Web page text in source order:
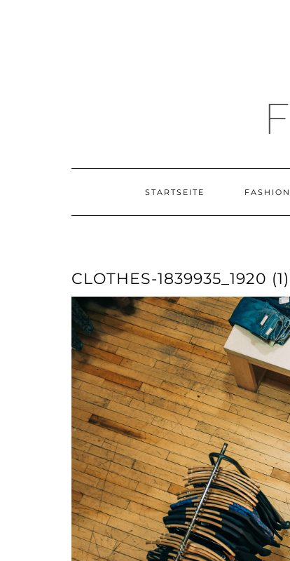
STARTSEITE FASHION
CLOTHES-1839935_1920 (1)